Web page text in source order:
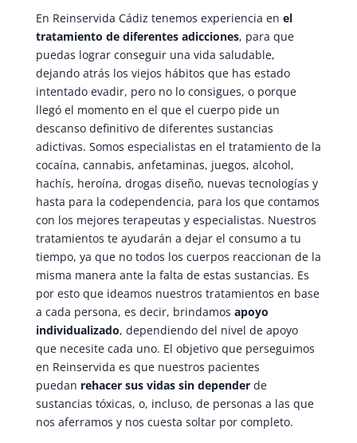
En Reinservida Cádiz tenemos experiencia en el
tratamiento de diferentes adicciones, para que
puedas lograr conseguir una vida saludable,
dejando atrás los viejos hábitos que has estado
intentado evadir, pero no lo consigues, o porque
llegó el momento en el que el cuerpo pide un
descanso definitivo de diferentes sustancias
adictivas. Somos especialistas en el tratamiento de la
cocaína, cannabis, anfetaminas, juegos, alcohol,
hachís, heroína, drogas diseño, nuevas tecnologías y
hasta para la codependencia, para los que contamos
con los mejores terapeutas y especialistas. Nuestros
tratamientos te ayudarán a dejar el consumo a tu
tiempo, ya que no todos los cuerpos reaccionan de la
misma manera ante la falta de estas sustancias. Es
por esto que ideamos nuestros tratamientos en base
a cada persona, es decir, brindamos apoyo
individualizado, dependiendo del nivel de apoyo
que necesite cada uno. El objetivo que perseguimos
en Reinservida es que nuestros pacientes
puedan rehacer sus vidas sin dependerde
sustancias tóxicas, o, incluso, de personas a las que
nos aferramos y nos cuesta soltar por completo.